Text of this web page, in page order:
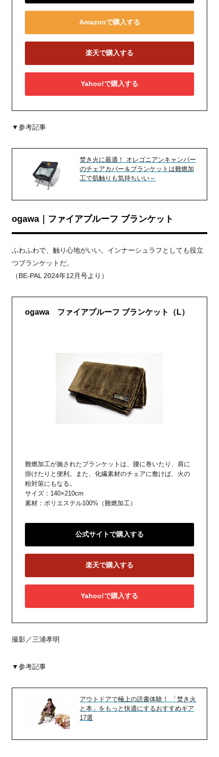
Amazonで購入する
楽天で購入する
Yahoo!で購入する
▼参考記事
焚き火に最適！ オレゴニアンキャンパー
のチェアカバー＆ブランケットは難燃加
工で肌触りも気持ちいい～
ogawa｜ファイアプルーフ ブランケット
ふわふわで、触り心地がいい。インナーシュラフとしても役立
つブランケットだ。
（BE-PAL 2024年12月号より）
ogawa ファイアプルーフ ブランケット（L）
難燃加工が施されたブランケットは、腰に巻いたり、肩に
掛けたりと便利。また、化繊素材のチェアに敷けば、火の
粉対策にもなる。
サイズ：140×210cm
素材：ポリエステル100%（難燃加工）
公式サイトで購入する
楽天で購入する
Yahoo!で購入する
撮影／三浦孝明
▼参考記事
アウトドアで極上の読書体験！ 「焚き火
と本」をもっと快適にするおすすめギア
17選